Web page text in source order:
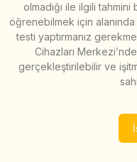
olmadığı ile ilgili
öğrenebilmek için
testi yaptırmanız
Cihazları
gerçekleştirilebilir ve